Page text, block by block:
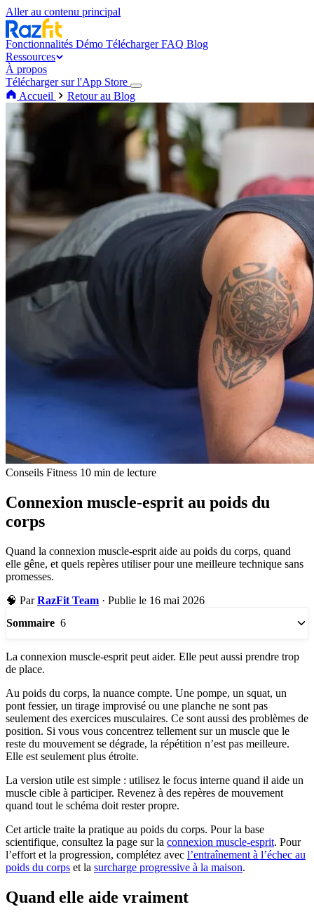
Aller au contenu principal
Fonctionnalités Démo TéléchargerFAQ Blog
Ressources
À propos
Télécharger sur l'App Store
Accueil
Retour au Blog
Conseils Fitness 10 min de lecture
Connexion muscle-esprit au poids du
corps
Quand la connexion muscle-esprit aide au poids du corps, quand
elle gêne, et quels repères utiliser pour une meilleure technique sans
promesses.
🧠 ParRazFit Team · Publie le 16 mai 2026
Sommaire 6
La connexion muscle-esprit peut aider. Elle peut aussi prendre trop
de place.
Au poids du corps, la nuance compte. Une pompe, un squat, un
pont fessier, un tirage improvisé ou une planche ne sont pas
seulement des exercices musculaires. Ce sont aussi des problèmes de
position. Si vous vous concentrez tellement sur un muscle que le
reste du mouvement se dégrade, la répétition n’est pas meilleure.
Elle est seulement plus étroite.
La version utile est simple : utilisez le focus interne quand il aide un
muscle cible à participer. Revenez à des repères de mouvement
quand tout le schéma doit rester propre.
Cet article traite la pratique au poids du corps. Pour la base
scientifique, consultez la page sur la connexion muscle-esprit. Pour
l’effort et la progression, complétez avec l’entraînement à l’échec au
poids du corps et la surcharge progressive à la maison.
Quand elle aide vraiment